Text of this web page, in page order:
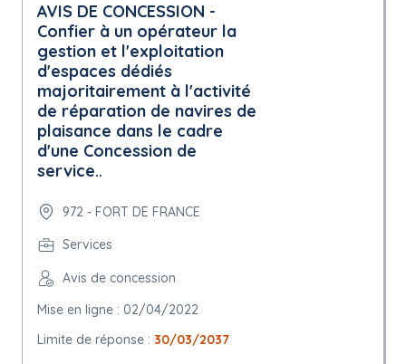
AVIS DE CONCESSION -
Confier à un opérateur la
gestion et l'exploitation
d'espaces dédiés
majoritairement à l'activité
de réparation de navires de
plaisance dans le cadre
d'une Concession de
service..
972 - FORT DE FRANCE
Services
Avis de concession
Mise en ligne : 02/04/2022
Limite de réponse : 30/03/2037